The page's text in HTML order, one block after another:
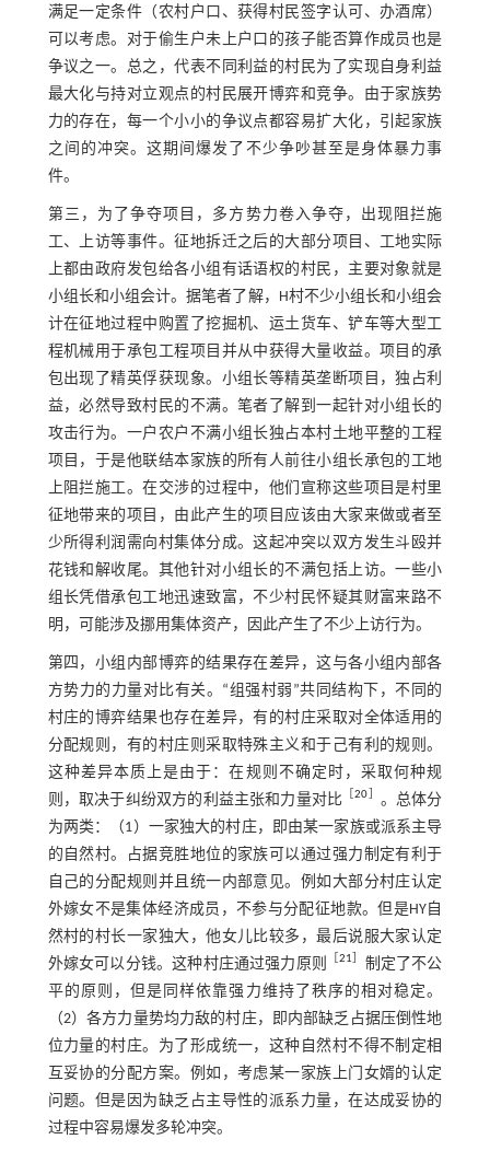
满足一定条件（农村户口、获得村民签字认可、办酒席）
可以考虑。对于偷生户未上户口的孩子能否算作成员也是
争议之一。总之，代表不同利益的村民为了实现自身利益
最大化与持对立观点的村民展开博弈和竞争。由于家族势
力的存在，每一个小小的争议点都容易扩大化，引起家族
之间的冲突。这期间爆发了不少争吵甚至是身体暴力事
件。
第三，为了争夺项目，多方势力卷入争夺，出现阻拦施
工、上访等事件。征地拆迁之后的大部分项目、工地实际
上都由政府发包给各小组有话语权的村民，主要对象就是
小组长和小组会计。据笔者了解，H村不少小组长和小组会
计在征地过程中购置了挖掘机、运土货车、铲车等大型工
程机械用于承包工程项目并从中获得大量收益。项目的承
包出现了精英俘获现象。小组长等精英垄断项目，独占利
益，必然导致村民的不满。笔者了解到一起针对小组长的
攻击行为。一户农户不满小组长独占本村土地平整的工程
项目，于是他联结本家族的所有人前往小组长承包的工地
上阻拦施工。在交涉的过程中，他们宣称这些项目是村里
征地带来的项目，由此产生的项目应该由大家来做或者至
少所得利润需向村集体分成。这起冲突以双方发生斗殴并
花钱和解收尾。其他针对小组长的不满包括上访。一些小
组长凭借承包工地迅速致富，不少村民怀疑其财富来路不
明，可能涉及挪用集体资产，因此产生了不少上访行为。
第四，小组内部博弈的结果存在差异，这与各小组内部各
方势力的力量对比有关。“组强村弱”共同结构下，不同的
村庄的博弈结果也存在差异，有的村庄采取对全体适用的
分配规则，有的村庄则采取特殊主义和于己有利的规则。
这种差异本质上是由于：在规则不确定时，采取何种规
则，取决于纠纷双方的利益主张和力量对比 ［20］ 。总体分
为两类：（1）一家独大的村庄，即由某一家族或派系主导
的自然村。占据竞胜地位的家族可以通过强力制定有利于
自己的分配规则并且统一内部意见。例如大部分村庄认定
外嫁女不是集体经济成员，不参与分配征地款。但是HY自
然村的村长一家独大，他女儿比较多，最后说服大家认定
外嫁女可以分钱。这种村庄通过强力原则
［21］ 制定了不公
平的原则，但是同样依靠强力维持了秩序的相对稳定。
（2）各方力量势均力敌的村庄，即内部缺乏占据压倒性地
位力量的村庄。为了形成统一，这种自然村不得不制定相
互妥协的分配方案。例如，考虑某一家族上门女婿的认定
问题。但是因为缺乏占主导性的派系力量，在达成妥协的
过程中容易爆发多轮冲突。